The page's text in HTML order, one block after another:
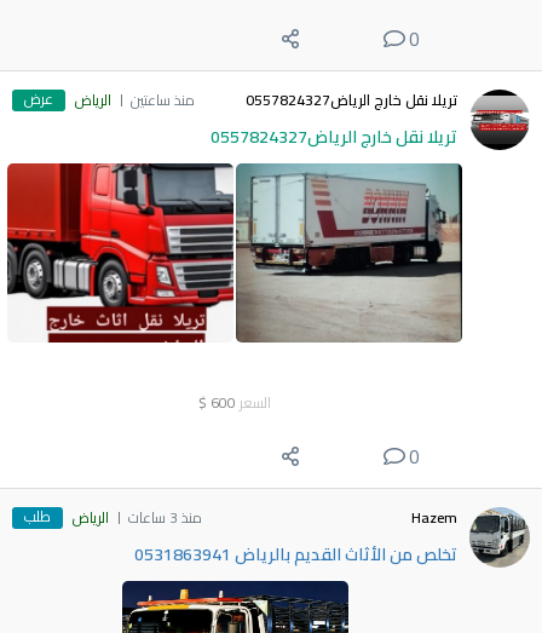
0
تريلا نقل خارج الرياض0557824327 منذ ساعتين الرياض عرض
تريلا نقل خارج الرياض0557824327
السعر 600
$
0
Hazem منذ 3 ساعات الرياض طلب
تخلص من الأثاث القديم بالرياض 0531863941